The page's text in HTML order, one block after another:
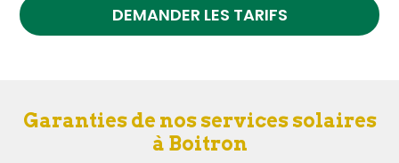
DEMANDER LES TARIFS
Garanties de nos services solaires
à Boitron